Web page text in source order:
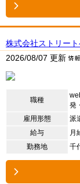
株式会社ストリー
2026/08/07 更新
職種
発
雇用形態
派
給与
月
勤務地
千